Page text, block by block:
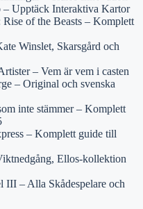
Upptäck Interaktiva Kartor
of the Beasts – Komplett
Winslet, Skarsgård och
– Vem är vem i casten
– Original och svenska
inte stämmer – Komplett
– Komplett guide till
Ellos-kollektion
III – Alla Skådespelare och